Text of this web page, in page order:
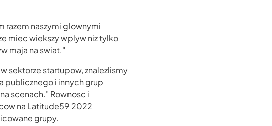
razem naszymi glownymi
miec wiekszy wplyw niz tylko
maja na swiat."
sektorze startupow, znalezlismy
publicznego i innych grup
scenach." Rownosc i
na Latitude59 2022
grupy.